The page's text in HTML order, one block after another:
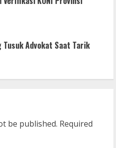
Advokat Saat Tarik
be published. Required